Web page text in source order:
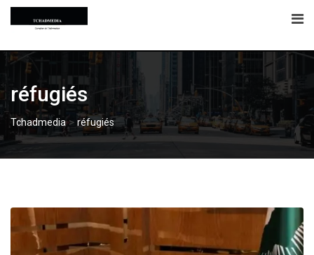
Skip
réfugiés
Tchadmedia> réfugiés